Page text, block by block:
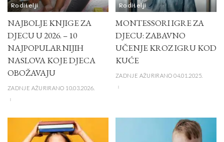
Roditelji
NAJBOLJE KNJIGE ZA
DJECU U 2026. – 10
NAJPOPULARNIJIH
NASLOVA KOJE DJECA
OBOŽAVAJU
ZADNJE AŽURIRANO 10.03.2026.
Roditelji
MONTESSORI IGRE ZA
DJECU: ZABAVNO
UČENJE KROZ IGRU KOD
KUĆE
ZADNJE AŽURIRANO 04.01.2025.